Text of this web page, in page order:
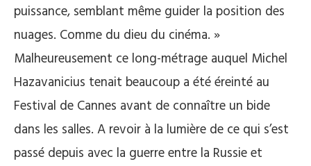
puissance, semblant même guider la position des
nuages. Comme du dieu du cinéma. »
Malheureusement ce long-métrage auquel Michel
Hazavanicius tenait beaucoup a été éreinté au
Festival de Cannes avant de connaître un bide
dans les salles. A revoir à la lumière de ce qui s’est
passé depuis avec la guerre entre la Russie et